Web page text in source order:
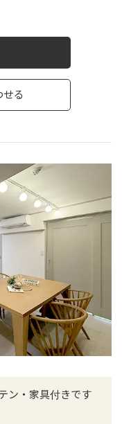
る
ン・家具付きです